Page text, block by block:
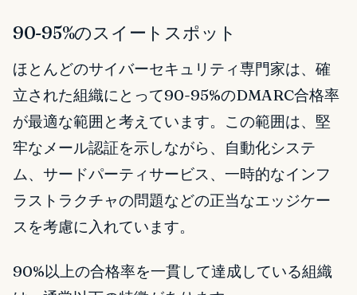
90-95%のスイートスポット
ほとんどのサイバーセキュリティ専門家は、確
立された組織にとって90-95%のDMARC合格率
が最適な範囲と考えています。この範囲は、堅
牢なメール認証を示しながら、自動化システ
ム、サードパーティサービス、一時的なインフ
ラストラクチャの問題などの正当なエッジケー
スを考慮に入れています。
90%以上の合格率を一貫して達成している組織